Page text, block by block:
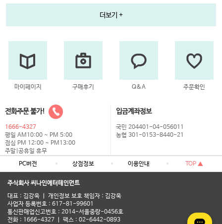
더보기 +
마이페이지 구매후기 Q&A 주문확인
전화주문 불가!
1666-4327
평일 AM10:00 ~ PM 5:00
점심 PM 12:00 ~ PM13:00
주말|공휴일 휴무
입금계좌정보
국민 204401-04-056011
농협 301-0153-8440-21
PC버전 상점정보 이용안내 TOP ▲
주식회사 씨나인에터테인먼트
대표 : 김강욱 ㅣ 개인정보 보호 책임자 : 김강욱
사업자 등록번호 : 617-81-99601
통신판매업신고번호 : 2014-서울중랑-0456호
전화 : 1666-4327 ㅣ 팩스 : 02-6442-0893